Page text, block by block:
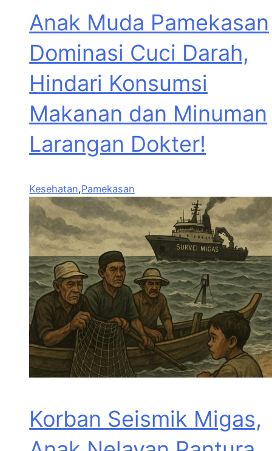
Anak Muda Pamekasan
Dominasi Cuci Darah,
Hindari Konsumsi
Makanan dan Minuman
Larangan Dokter!
Kesehatan,Pamekasan
Korban Seismik Migas,